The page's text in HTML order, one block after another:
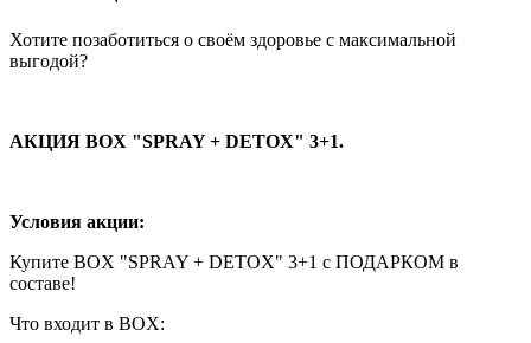
Хотите позаботиться о своём здоровье с максимальной
выгодой?
АКЦИЯ BOX "SPRAY + DETOX" 3+1.
Условия акции:
Купите BOX "SPRAY + DETOX" 3+1 c ПОДАРКОМ в
составе!
Что входит в BOX: